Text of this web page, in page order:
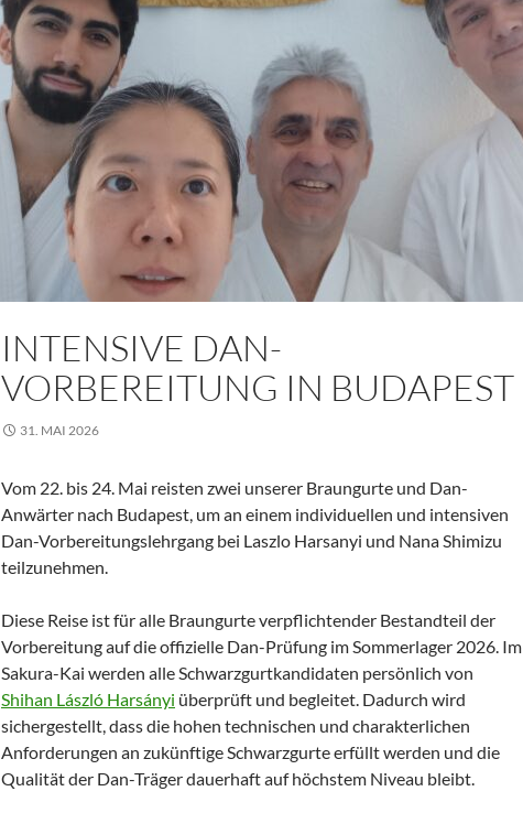
INTENSIVE DAN-
VORBEREITUNG IN BUDAPEST
31. MAI 2026
Vom 22. bis 24. Mai reisten zwei unserer Braungurte und Dan-
Anwärter nach Budapest, um an einem individuellen und intensiven
Dan-Vorbereitungslehrgang bei Laszlo Harsanyi und Nana Shimizu
teilzunehmen.
Diese Reise ist für alle Braungurte verpflichtender Bestandteil der
Vorbereitung auf die offizielle Dan-Prüfung im Sommerlager 2026. Im
Sakura-Kai werden alle Schwarzgurtkandidaten persönlich von
Shihan László Harsányi überprüft und begleitet. Dadurch wird
sichergestellt, dass die hohen technischen und charakterlichen
Anforderungen an zukünftige Schwarzgurte erfüllt werden und die
Qualität der Dan-Träger dauerhaft auf höchstem Niveau bleibt.